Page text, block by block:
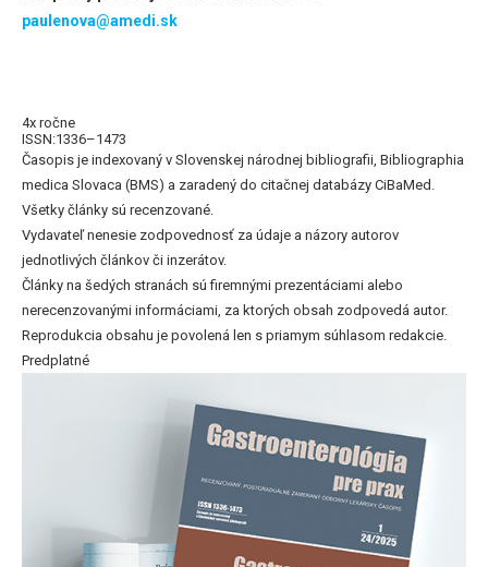
paulenova@amedi.sk
4x ročne
ISSN:1336–1473
Časopis je indexovaný v Slovenskej národnej bibliografii, Bibliographia
medica Slovaca (BMS) a zaradený do citačnej databázy CiBaMed.
Všetky články sú recenzované.
Vydavateľ nenesie zodpovednosť za údaje a názory autorov
jednotlivých článkov či inzerátov.
Články na šedých stranách sú firemnými prezentáciami alebo
nerecenzovanými informáciami, za ktorých obsah zodpovedá autor.
Reprodukcia obsahu je povolená len s priamym súhlasom redakcie.
Predplatné